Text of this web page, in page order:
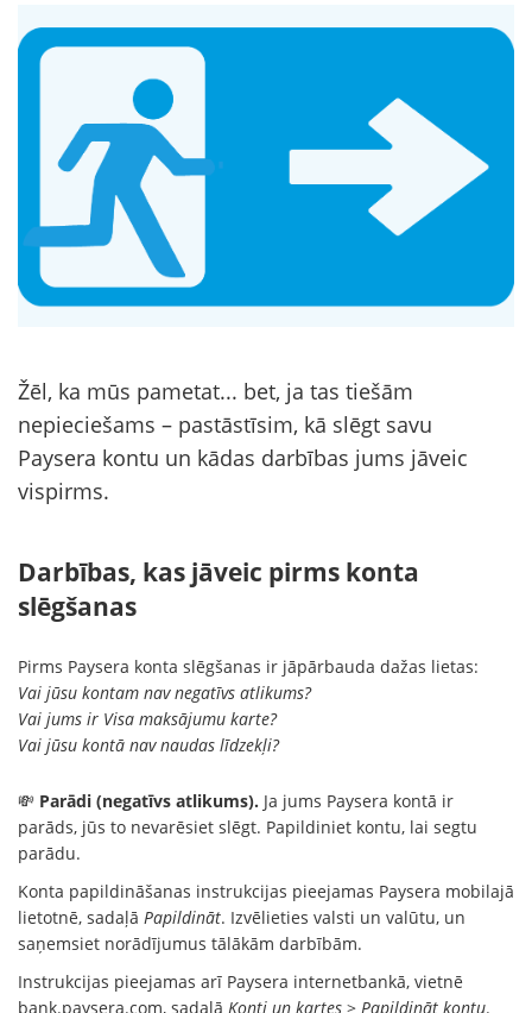
Žēl, ka mūs pametat... bet, ja tas tiešām
nepieciešams – pastāstīsim, kā slēgt savu
Paysera kontu un kādas darbības jums jāveic
vispirms.
Darbības, kas jāveic pirms konta
slēgšanas
Pirms Paysera konta slēgšanas ir jāpārbauda dažas lietas:
Vai jūsu kontam nav negatīvs atlikums?
Vai jums ir Visa maksājumu karte?
Vai jūsu kontā nav naudas līdzekļi?
💸 Parādi (negatīvs atlikums). Ja jums Paysera kontā ir
parāds, jūs to nevarēsiet slēgt. Papildiniet kontu, lai segtu
parādu.
Konta papildināšanas instrukcijas pieejamas Paysera mobilajā
lietotnē, sadaļā Papildināt. Izvēlieties valsti un valūtu, un
saņemsiet norādījumus tālākām darbībām.
Instrukcijas pieejamas arī Paysera internetbankā, vietnē
bank.paysera.com, sadaļā Konti un kartes > Papildināt kontu.